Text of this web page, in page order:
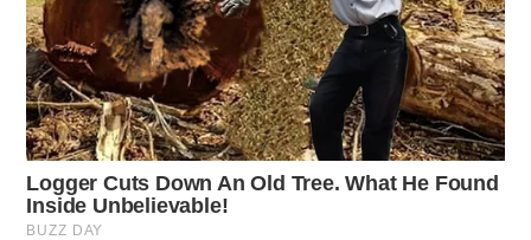
➤
Né forno né lievito, questi quadrotti ricotta e
limone si fanno in una ciotola
➤Né burro né olio, questo segreto rende la torta di
mele incredibilmente morbida
Pianificazione: identifica le piante da potare e il
momento giusto per intervenire.
Strumenti adeguati